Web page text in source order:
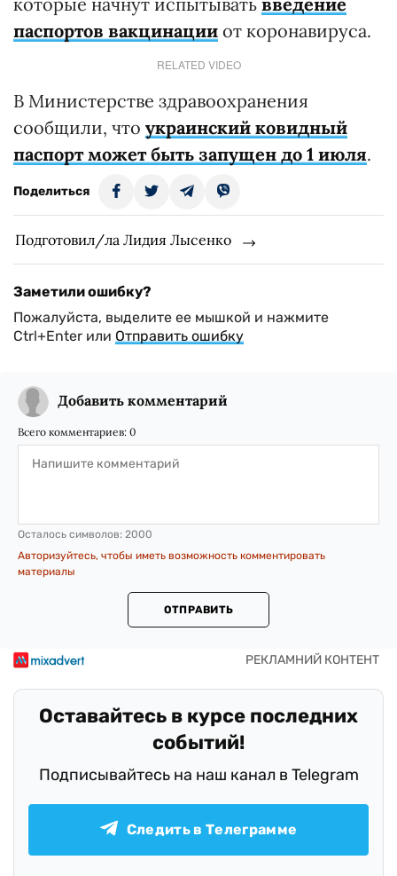
паспортов вакцинации от коронавируса.
RELATED VIDEO
В Министерстве здравоохранения
сообщили, что украинский ковидный
паспорт может быть запущен до 1 июля.
Поделиться
Подготовил/ла Лидия Лысенко
Заметили ошибку?
Пожалуйста, выделите ее мышкой и нажмите
Ctrl+Enter или Отправить ошибку
Добавить комментарий
Всего комментариев: 0
Осталось символов: 2000
Авторизуйтесь, чтобы иметь возможность комментировать
материалы
ОТПРАВИТЬ
Оставайтесь в курсе последних
событий!
Подписывайтесь на наш канал в Telegram
Следить в Телеграмме